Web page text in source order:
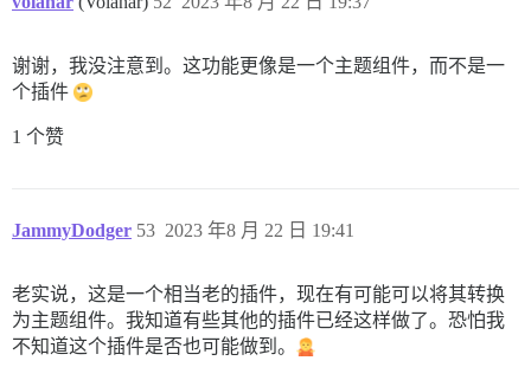
谢谢，我没注意到。这功能更像是一个主题组件，而不是一
个插件
1 个赞
JammyDodger 2023 年8 月 22 日 19:41
53
老实说，这是一个相当老的插件，现在有可能可以将其转换
为主题组件。我知道有些其他的插件已经这样做了。恐怕我
不知道这个插件是否也可能做到。